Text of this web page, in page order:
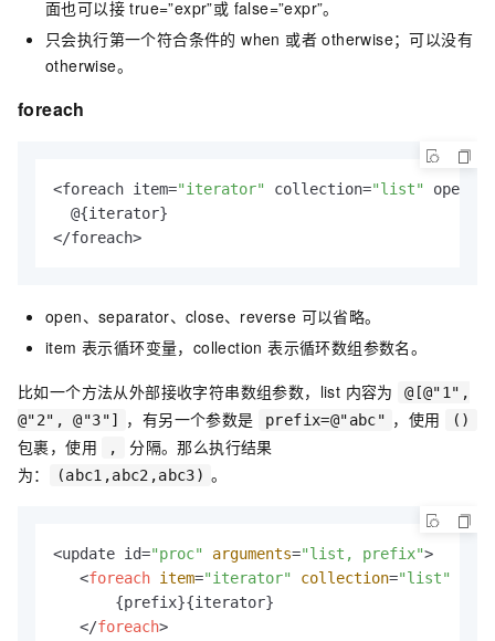
面也可以接 true=”expr”或 false=”expr”。
只会执行第一个符合条件的 when 或者 otherwise；可以没有
otherwise。
foreach
<foreach item="iterator" collection="list" open=
  @{iterator}
</foreach>
open、separator、close、reverse 可以省略。
item 表示循环变量，collection 表示循环数组参数名。
比如一个方法从外部接收字符串数组参数，list 内容为
@[@"1",
@"2", @"3"]
，有另一个参数是 prefix=@"abc" ，使用 ()
包裹，使用 ,
分隔。那么执行结果
为：
(abc1,abc2,abc3) 。
<update id="proc" arguments="list, prefix">
<foreach item="iterator" collection="list"
       {prefix}{iterator}
</foreach>